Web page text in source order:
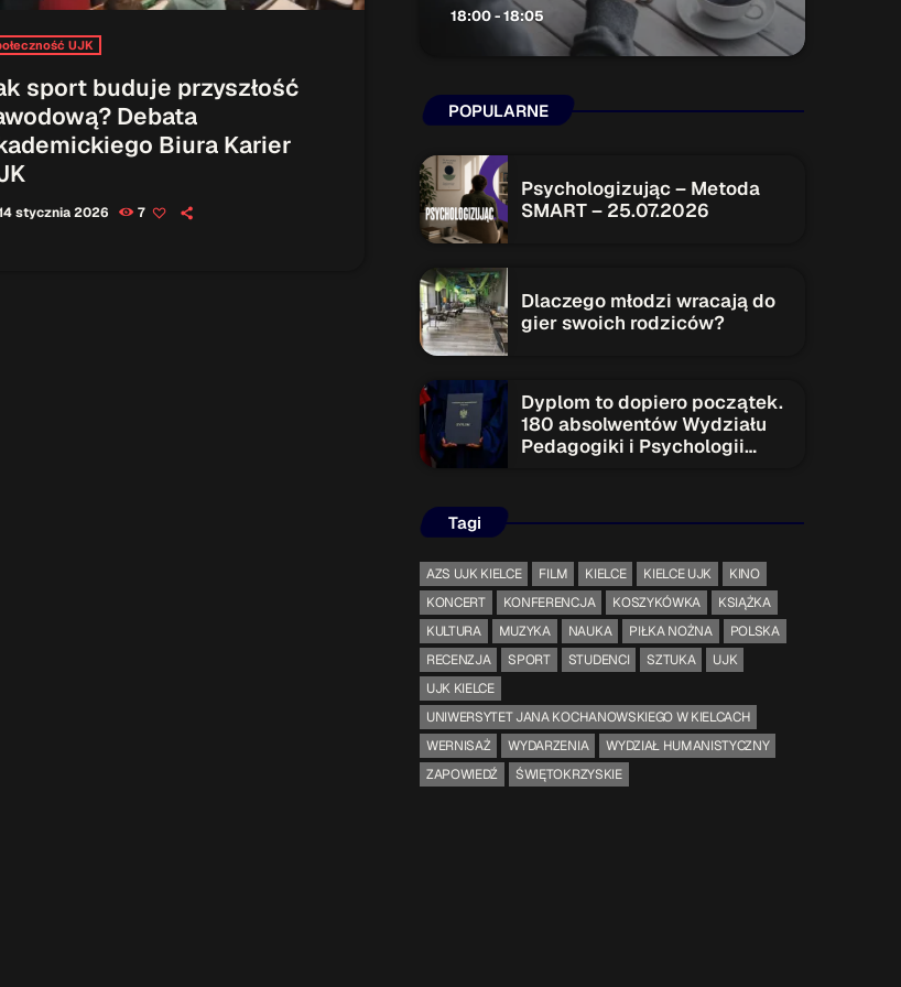
Audycja
Serwis Informacyjny
Serwis Informacyjny
10:00 - 10:05
Serwis Informacyjny
TOP CHART
UJK
sport buduje przyszłość
Debata
Biura Karier
stycznia 2026 7
18:00 - 18:05
POPULARNE
Psychologizując – Metoda
SMART – 25.07.2026
Dlaczego młodzi wracają do
gier swoich rodziców?
Dyplom to dopiero początek.
180 absolwentów Wydziału
Pedagogiki i Psychologii
Tagi
AZS UJK KIELCE FILM KIELCE KIELCE UJK
KINO
KONCERT
KONFERENCJA KOSZYKÓWKA
KSIĄŻKA
KULTURA
MUZYKA NAUKA PIŁKA NOŻNA
POLSKA
RECENZJA
SPORT STUDENCI SZTUKA
UJK
UJK KIELCE
UNIWERSYTET JANA KOCHANOWSKIEGO W KIELCACH
WERNISAŻ
WYDARZENIA
WYDZIAŁ HUMANISTYCZNY
ZAPOWIEDŹ
ŚWIĘTOKRZYSKIE